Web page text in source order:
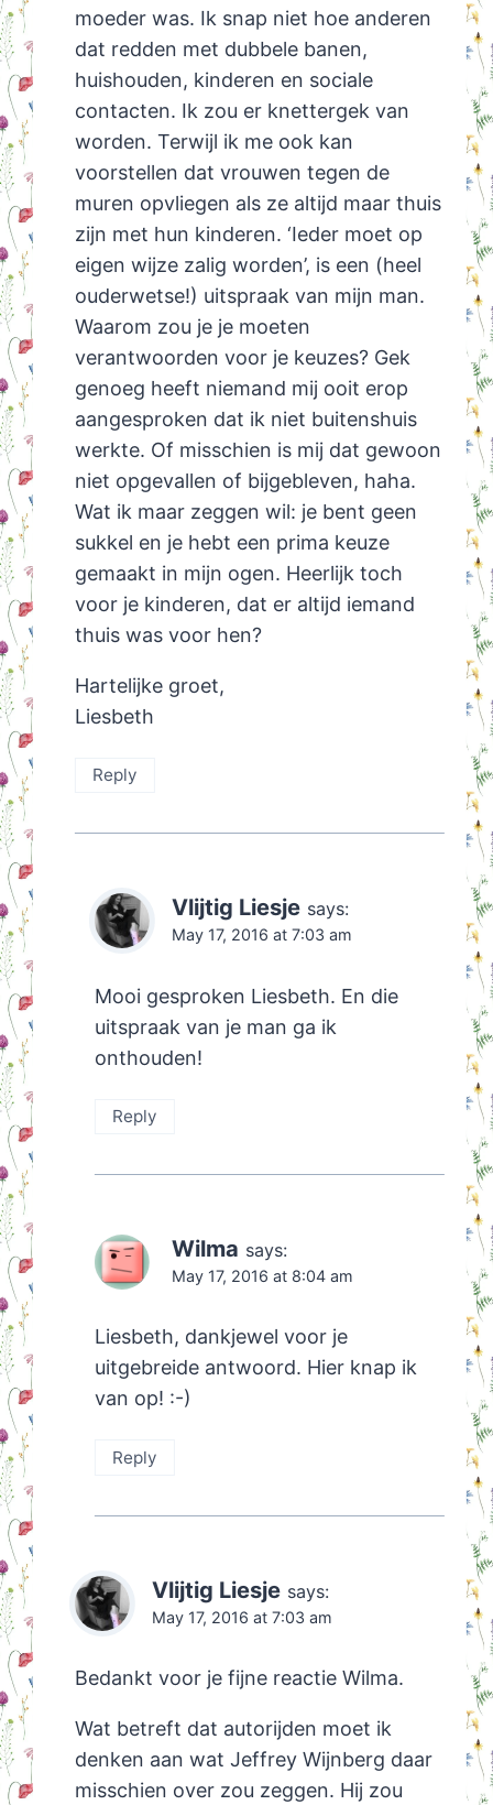
moeder was. Ik snap niet hoe anderen
dat redden met dubbele banen,
huishouden, kinderen en sociale
contacten. Ik zou er knettergek van
worden. Terwijl ik me ook kan
voorstellen dat vrouwen tegen de
muren opvliegen als ze altijd maar thuis
zijn met hun kinderen. ‘Ieder moet op
eigen wijze zalig worden’, is een (heel
ouderwetse!) uitspraak van mijn man.
Waarom zou je je moeten
verantwoorden voor je keuzes? Gek
genoeg heeft niemand mij ooit erop
aangesproken dat ik niet buitenshuis
werkte. Of misschien is mij dat gewoon
niet opgevallen of bijgebleven, haha.
Wat ik maar zeggen wil: je bent geen
sukkel en je hebt een prima keuze
gemaakt in mijn ogen. Heerlijk toch
voor je kinderen, dat er altijd iemand
thuis was voor hen?
Hartelijke groet,
Liesbeth
Reply
Vlijtig Liesje says:
May 17, 2016 at 7:03 am
Mooi gesproken Liesbeth. En die
uitspraak van je man ga ik
onthouden!
Reply
Wilma says:
May 17, 2016 at 8:04 am
Liesbeth, dankjewel voor je
uitgebreide antwoord. Hier knap ik
van op! :-)
Reply
Vlijtig Liesje says:
May 17, 2016 at 7:03 am
Bedankt voor je fijne reactie Wilma.
Wat betreft dat autorijden moet ik
denken aan wat Jeffrey Wijnberg daar
misschien over zou zeggen. Hij zou